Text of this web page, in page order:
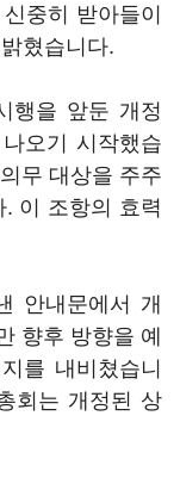
중히 받아들이
혔습니다.
행을 앞둔 개정
오기 시작했습
무 대상을 주주
이 조항의 효력
안내문에서 개
향후 방향을 예
를 내비쳤습니
회는 개정된 상